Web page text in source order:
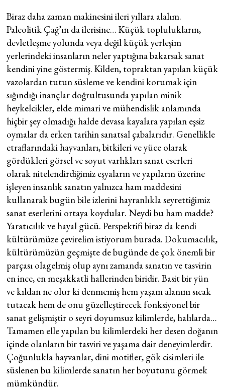
Biraz daha zaman makinesini ileri yıllara alalım.
Paleolitik Çağ’ın da ilerisine… Küçük toplulukların,
devletleşme yolunda veya değil küçük yerleşim
yerlerindeki insanların neler yaptığına bakarsak sanat
kendini yine göstermiş. Kilden, topraktan yapılan küçük
vazolardan tutun süsleme ve kendini korumak için
sığındığı inançlar doğrultusunda yapılan minik
heykelcikler, elde mimari ve mühendislik anlamında
hiçbir şey olmadığı halde devasa kayalara yapılan eşsiz
oymalar da erken tarihin sanatsal çabalarıdır. Genellikle
etraflarındaki hayvanları, bitkileri ve yüce olarak
gördükleri görsel ve soyut varlıkları sanat eserleri
olarak nitelendirdiğimiz eşyaların ve yapıların üzerine
işleyen insanlık sanatın yalnızca ham maddesini
kullanarak bugün bile izlerini hayranlıkla seyrettiğimiz
sanat eserlerini ortaya koydular. Neydi bu ham madde?
Yaratıcılık ve hayal gücü. Perspektifi biraz da kendi
kültürümüze çevirelim istiyorum burada. Dokumacılık,
kültürümüzün geçmişte de bugünde de çok önemli bir
parçası olagelmiş olup aynı zamanda sanatın ve tasvirin
en ince, en meşakkatli hallerinden biridir. Basit bir yün
ve kıldan ne olur ki denmemiş hem yaşam alanını sıcak
tutacak hem de onu güzelleştirecek fonksiyonel bir
sanat gelişmiştir o seyri doyumsuz kilimlerde, halılarda…
Tamamen elle yapılan bu kilimlerdeki her desen doğanın
içinde olanların bir tasviri ve yaşama dair deneyimlerdir.
Çoğunlukla hayvanlar, dini motifler, gök cisimleri ile
süslenen bu kilimlerde sanatın her boyutunu görmek
mümkündür.